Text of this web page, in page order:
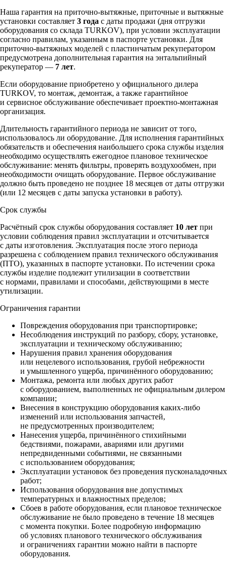
Наша гарантия на приточно-вытяжные, приточные и вытяжные
установки составляет 3 года с даты продажи (дня отгрузки
оборудования со склада TURKOV), при условии эксплуатации
согласно правилам, указанным в паспорте установки. Для
приточно-вытяжных моделей с пластинчатым рекуператором
предусмотрена дополнительная гарантия на энтальпийный
рекуператор — 7 лет.
Если оборудование приобретено у официального дилера
TURKOV, то монтаж, демонтаж, а также гарантийное
и сервисное обслуживание обеспечивает проектно-монтажная
организация.
Длительность гарантийного периода не зависит от того,
использовалось ли оборудование. Для исполнения гарантийных
обязательств и обеспечения наибольшего срока службы изделия
необходимо осуществлять ежегодное плановое техническое
обслуживание: менять фильтры, проверять воздухообмен, при
необходимости очищать оборудование. Первое обслуживание
должно быть проведено не позднее 18 месяцев от даты отгрузки
(или 12 месяцев с даты запуска установки в работу).
Срок службы
Расчётный срок службы оборудования составляет 10 лет при
условии соблюдения правил эксплуатации и отсчитывается
с даты изготовления. Эксплуатация после этого периода
разрешена с соблюдением правил технического обслуживания
(ПТО), указанных в паспорте установки. По истечении срока
службы изделие подлежит утилизации в соответствии
с нормами, правилами и способами, действующими в месте
утилизации.
Ограничения гарантии
Повреждения оборудования при транспортировке;
Несоблюдения инструкций по разбору, сбору, установке,
эксплуатации и техническому обслуживанию;
Нарушения правил хранения оборудования
или нецелевого использования, грубой небрежности
и умышленного ущерба, причинённого оборудованию;
Монтажа, ремонта или любых других работ
с оборудованием, выполненных не официальным дилером
компании;
Внесения в конструкцию оборудования каких‑либо
изменений или использования запчастей,
не предусмотренных производителем;
Нанесения ущерба, причинённого стихийными
бедствиями, пожарами, авариями или другими
непредвиденными событиями, не связанными
с использованием оборудования;
Эксплуатации установок без проведения пусконаладочных
работ;
Использования оборудования вне допустимых
температурных и влажностных пределов;
Сбоев в работе оборудования, если плановое техническое
обслуживание не было проведено в течение 18 месяцев
с момента покупки. Более подробную информацию
об условиях планового технического обслуживания
и ограничениях гарантии можно найти в паспорте
оборудования.